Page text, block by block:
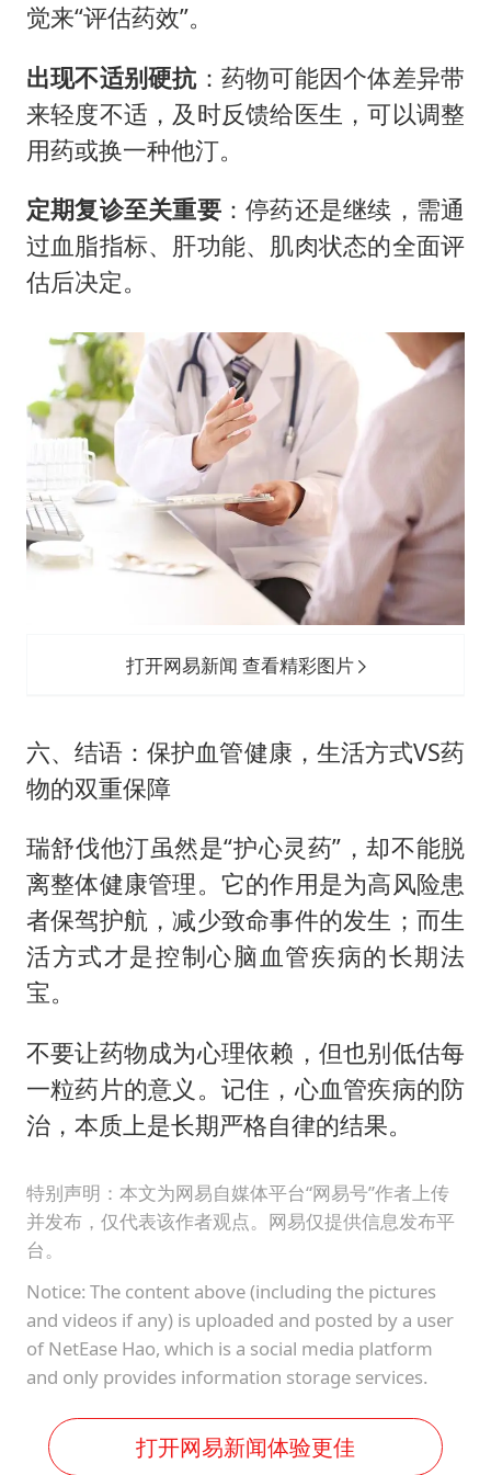
觉来“评估药效”。
出现不适别硬抗：药物可能因个体差异带
来轻度不适，及时反馈给医生，可以调整
用药或换一种他汀。
定期复诊至关重要：停药还是继续，需通
过血脂指标、肝功能、肌肉状态的全面评
估后决定。
打开网易新闻 查看精彩图片
六、结语：保护血管健康，生活方式VS药
物的双重保障
瑞舒伐他汀虽然是“护心灵药”，却不能脱
离整体健康管理。它的作用是为高风险患
者保驾护航，减少致命事件的发生；而生
活方式才是控制心脑血管疾病的长期法
宝。
不要让药物成为心理依赖，但也别低估每
一粒药片的意义。记住，心血管疾病的防
治，本质上是长期严格自律的结果。
特别声明：本文为网易自媒体平台“网易号”作者上传
并发布，仅代表该作者观点。网易仅提供信息发布平
台。
Notice: The content above (including the pictures
and videos if any) is uploaded and posted by a user
of NetEase Hao, which is a social media platform
and only provides information storage services.
打开网易新闻体验更佳